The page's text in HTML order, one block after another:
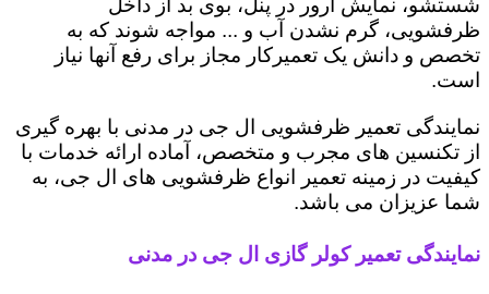
شستشو، نمایش ارور در پنل، بوی بد از داخل
ظرفشویی، گرم نشدن آب و ... مواجه شوند که به
تخصص و دانش یک تعمیرکار مجاز برای رفع آنها نیاز
است.
نمایندگی تعمیر ظرفشویی ال جی در مدنی با بهره گیری
از تکنسین های مجرب و متخصص، آماده ارائه خدمات با
کیفیت در زمینه تعمیر انواع ظرفشویی های ال جی، به
شما عزیزان می باشد.
نمایندگی تعمیر کولر گازی ال جی در مدنی